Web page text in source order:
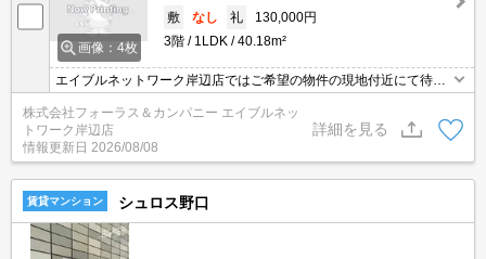
画像：4枚
敷
なし 礼
130,000円
3階
1LDK 40.18m²
エイブルネットワーク岸辺店ではご希望の物件の現地付近にて待ち
合わせをさせていただきご内覧いただくサービスや、主要駅までの
お迎えサービスも実施中です。詳しくは「エイブルネットワーク岸
辺店」 ０１２０－９６７－０９９にお気軽にお問合せ下さい♪
株式会社フォーラス＆カンパニー エイブルネッ
トワーク岸辺店
情報更新日 2026/08/08
詳細を見る
賃貸マンション シュロス野口